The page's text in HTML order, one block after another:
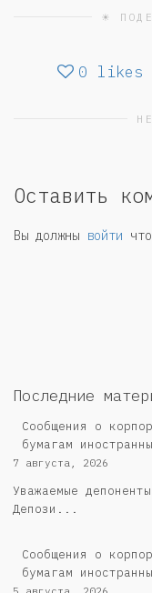
☀
0 likes
Оставить
Вы должны войти
Последние
Сообщения о
бумагам
7 августа, 2026
Уважаемые
Депози...
Сообщения о
бумагам